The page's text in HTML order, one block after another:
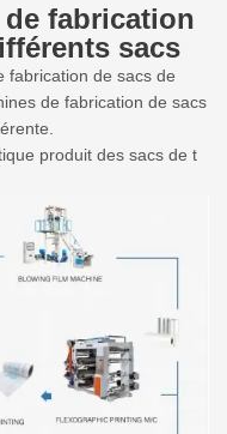
fabrication
sacs
fabrication de sacs de
de fabrication de sacs
produit des sacs de t